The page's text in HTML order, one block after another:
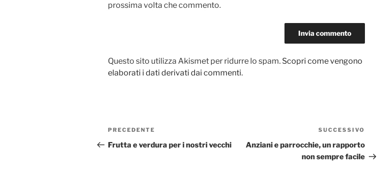
prossima volta che commento.
Questo sito utilizza Akismet per ridurre lo spam. Scopri come vengono
elaborati i dati derivati dai commenti.
Navigazione
articoli
Articolo
precedente:
PRECEDENTE
Frutta e verdura per i nostri vecchi
SUCCESSIVO
Anziani e parrocchie, un rapporto
non sempre facile